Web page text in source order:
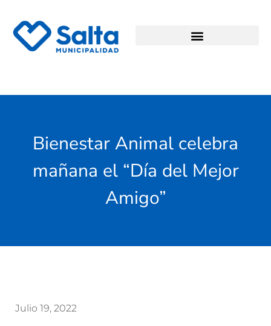
Bienestar Animal celebra
mañana el “Día del Mejor
Amigo”
Julio 19, 2022